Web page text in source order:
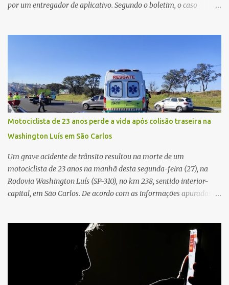
por um entregador de aplicativo. Segundo o boletim, o caso
proximidades. Ainda conforme o registro policial, a vítima relatou
que, ao receber a entrega, voltou a ser ofendida com palavras de
baixo calão e insultos. Ela informou à Polícia Civil que mora
sozinha e que se sentiu ameaçada, coagida e humilhada com a
situação. Fonte: São Carlos Agora
Motociclista de 23 anos perde a vida após colisão traseira na
Washington Luís em São Carlos
Um grave acidente de trânsito resultou na morte de um
motociclista de 23 anos na manhã desta segunda-feira (27), na
Rodovia Washington Luís (SP-310), no km 238, sentido interior-
capital, em São Carlos. De acordo com as informações apuradas no
veículo, o trânsito estava lento e congestionado devido a obras
realizadas na rodovia, momento em que ocorreu o impacto. Com
a violência da colisão, o motociclista foi arremessado ao solo.
Testemunhas relataram que o capacete teria se desprendido
durante o acidente. O jovem sofreu ferimentos gravíssimos e